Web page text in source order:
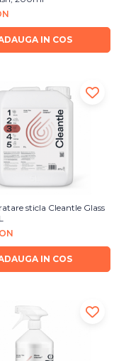
IN COS
sticla Cleantle Glass
IN COS